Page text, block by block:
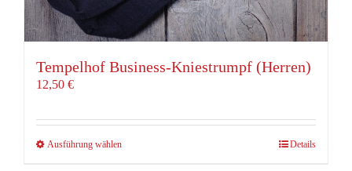
Tempelhof Business-Kniestrumpf (Herren)
12,50 €
Ausführung wählenDieses
Details